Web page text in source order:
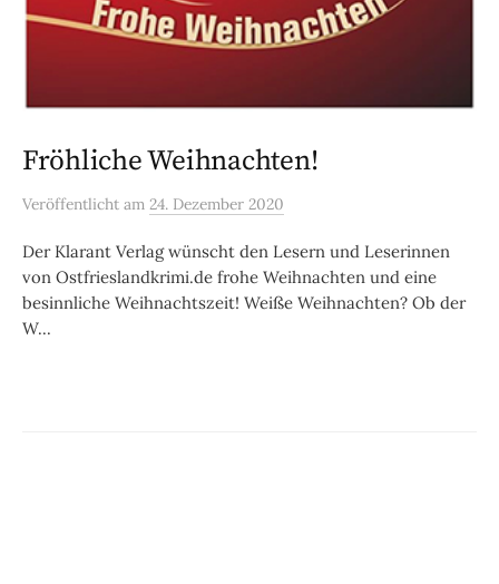
Fröhliche Weihnachten!
Veröffentlicht am 24. Dezember 2020
Der Klarant Verlag wünscht den Lesern und Leserinnen
von Ostfrieslandkrimi.de frohe Weihnachten und eine
besinnliche Weihnachtszeit! Weiße Weihnachten? Ob der
W...